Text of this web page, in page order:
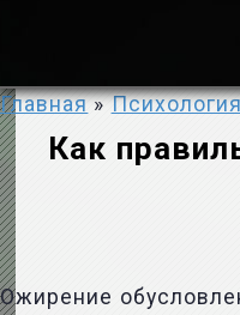
Главная »
Как
Ожирение